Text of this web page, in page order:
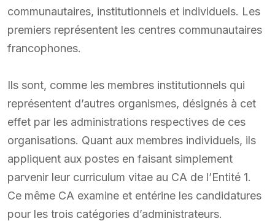
communautaires, institutionnels et individuels. Les
premiers représentent les centres communautaires
francophones.
Ils sont, comme les membres institutionnels qui
représentent d’autres organismes, désignés à cet
effet par les administrations respectives de ces
organisations. Quant aux membres individuels, ils
appliquent aux postes en faisant simplement
parvenir leur curriculum vitae au CA de l’Entité 1.
Ce même CA examine et entérine les candidatures
pour les trois catégories d’administrateurs.